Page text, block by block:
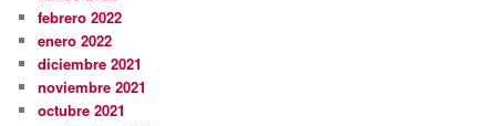
febrero 2022
enero 2022
diciembre 2021
noviembre 2021
octubre 2021